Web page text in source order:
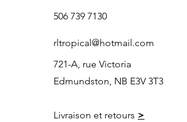
Livraison et retours >
506 739 7130
rltropical@hotmail.com
721-A, rue Victoria
Edmundston, NB E3V 3T3